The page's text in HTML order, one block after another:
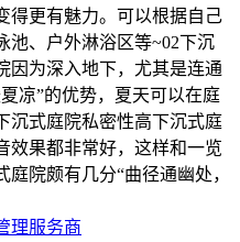
得更有魅力。可以根据自己
池、户外淋浴区等~02下沉
因为深入地下，尤其是连通
凉”的优势，夏天可以在庭
沉式庭院私密性高下沉式庭
效果都非常好，这样和一览
院颇有几分“曲径通幽处，